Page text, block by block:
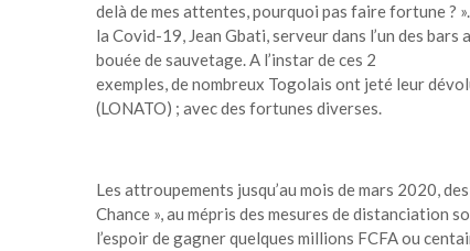
delà de mes attentes, pourquoi pas faire fortune ?
la Covid-19, Jean Gbati, serveur dans l’un des
bouée de sauvetage. A l’instar de ces 2
exemples, de nombreux Togolais ont jeté leur
(LONATO) ; avec des fortunes diverses.
Les attroupements jusqu’au mois de mars 2020,
Chance », au mépris des mesures de distanciation
l’espoir de gagner quelques millions FCFA ou